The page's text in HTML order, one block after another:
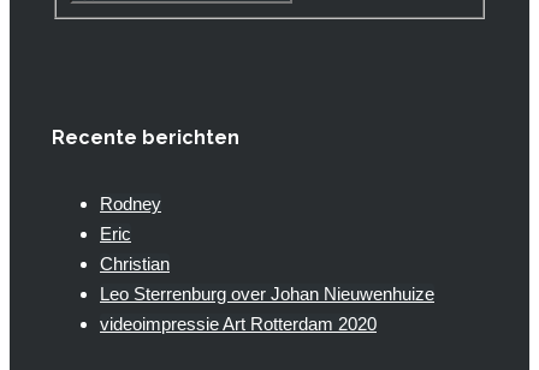
Recente berichten
Rodney
Eric
Christian
Leo Sterrenburg over Johan Nieuwenhuize
videoimpressie Art Rotterdam 2020